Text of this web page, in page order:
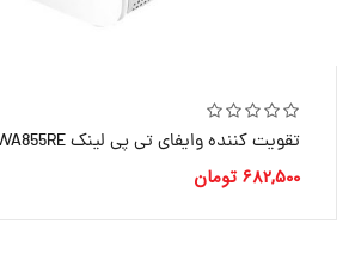
تقویت کننده وایفای تی پی لینک TL-WA855RE
682,500 تومان